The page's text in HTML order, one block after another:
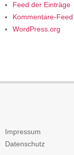
Feed der Einträge
Kommentare-Feed
WordPress.org
Impressum
Datenschutz